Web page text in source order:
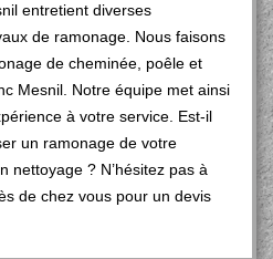
entretient diverses
de ramonage. Nous faisons
de cheminée, poêle et
Mesnil. Notre équipe met ainsi
à votre service. Est-il
un ramonage de votre
nettoyage ? N’hésitez pas à
de chez vous pour un devis